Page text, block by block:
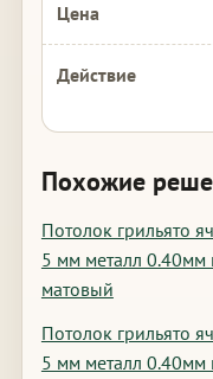
Похожие
Потолок грильято
5 мм металл 0.40мм
матовый
Потолок грильято
5 мм металл 0.40мм